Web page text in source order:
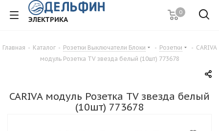
ЭЛЕКТРИКА
0
Главная - Каталог - Розетки Выключатели Блоки - Розетки - CARIVA
модуль Розетка TV звезда белый (10шт) 773678
CARIVA модуль Розетка TV звезда белый
(10шт) 773678